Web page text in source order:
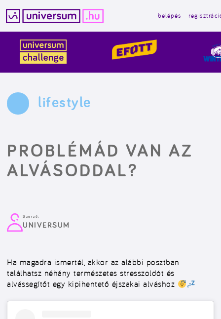
tartalomba
belépés
lifestyle
PROBLÉMÁD VAN AZ
ALVÁSODDAL?
Szerző:
UNIVERSUM
Ha magadra ismertél, akkor az alábbi posztban
találhatsz néhány természetes stresszoldót és
alvássegítőt egy kipihentető éjszakai alváshoz